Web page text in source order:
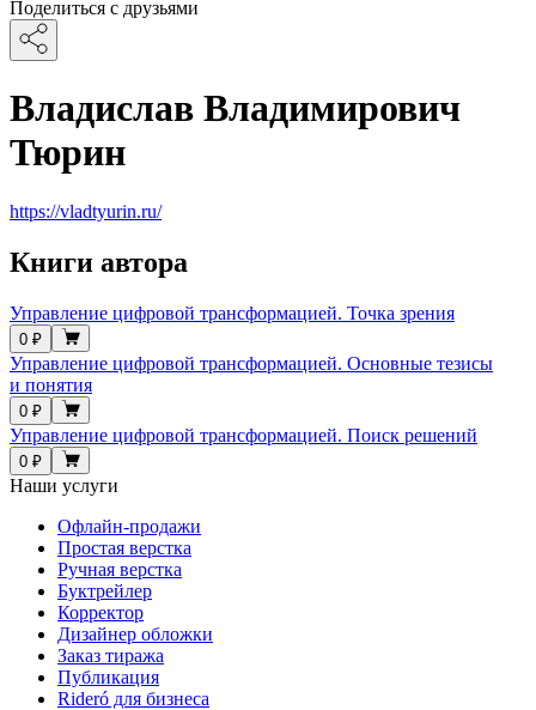
Поделиться с друзьями
Владислав Владимирович
Тюрин
https://vladtyurin.ru/
Книги автора
Управление цифровой трансформацией. Точка зрения
0 ₽
Управление цифровой трансформацией. Основные тезисы
и понятия
0 ₽
Управление цифровой трансформацией. Поиск решений
0 ₽
Наши услуги
Офлайн-продажи
Простая верстка
Ручная верстка
Буктрейлер
Корректор
Дизайнер обложки
Заказ тиража
Публикация
Rideró для бизнеса